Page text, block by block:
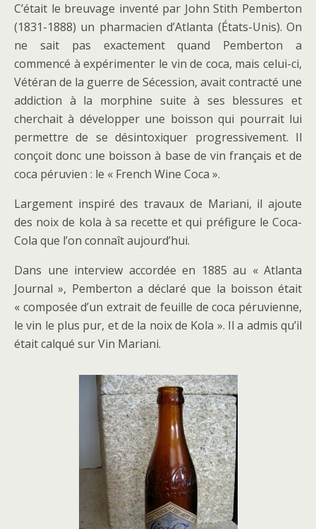
C’était le breuvage inventé par John Stith Pemberton
(1831-1888) un pharmacien d’Atlanta (États-Unis). On
ne sait pas exactement quand Pemberton a
commencé à expérimenter le vin de coca, mais celui-ci,
Vétéran de la guerre de Sécession, avait contracté une
addiction à la morphine suite à ses blessures et
cherchait à développer une boisson qui pourrait lui
permettre de se désintoxiquer progressivement. Il
conçoit donc une boisson à base de vin français et de
coca péruvien : le « French Wine Coca ».
Largement inspiré des travaux de Mariani, il ajoute
des noix de kola à sa recette et qui préfigure le Coca-
Cola que l’on connaît aujourd’hui.
Dans une interview accordée en 1885 au « Atlanta
Journal », Pemberton a déclaré que la boisson était
« composée d’un extrait de feuille de coca péruvienne,
le vin le plus pur, et de la noix de Kola ». Il a admis qu’il
était calqué sur Vin Mariani.